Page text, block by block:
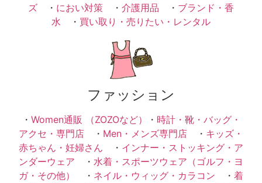
ズ ・ におい対策 ・ 介護用品 ・ ブランド・香
水 ・ 買い取り・売りたい・レンタル
ファッション
・ Women通販 （ZOZOなど） ・ 時計・靴・バッグ・
アクセ・専門店 ・ Men・メンズ専門店 ・ キッズ・
赤ちゃん・妊婦さん ・ インナー・ストッキング・ア
ンダーウェア ・ 水着・スポーツウェア（ゴルフ・ヨ
ガ・その他）
・ ネイル・ウィッグ・カラコン ・ 着